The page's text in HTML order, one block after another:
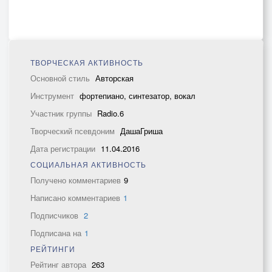
ТВОРЧЕСКАЯ АКТИВНОСТЬ
Основной стиль Авторская
Инструмент фортепиано, синтезатор, вокал
Участник группы Radio.6
Творческий псевдоним ДашаГриша
Дата регистрации 11.04.2016
СОЦИАЛЬНАЯ АКТИВНОСТЬ
Получено комментариев 9
Написано комментариев 1
Подписчиков 2
Подписана на 1
РЕЙТИНГИ
Рейтинг автора 263